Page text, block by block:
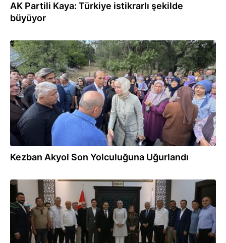
AK Partili Kaya: Türkiye istikrarlı şekilde
büyüyor
04.07.2026
Kezban Akyol Son Yolculuğuna Uğurlandı
01.06.2026